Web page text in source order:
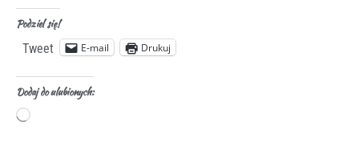
Podziel się!
Tweet E-mail Drukuj
Dodaj do ulubionych: